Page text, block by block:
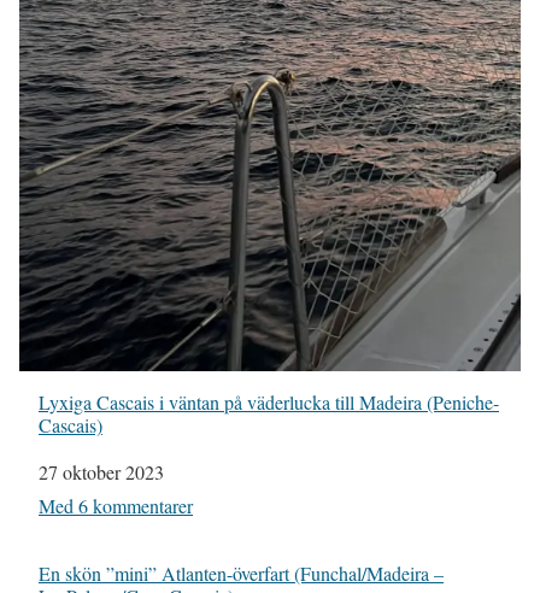
Lyxiga Cascais i väntan på väderlucka till Madeira (Peniche-
Cascais)
Datum
27 oktober 2023
I relation till
Med 6 kommentarer
En skön ”mini” Atlanten-överfart (Funchal/Madeira –